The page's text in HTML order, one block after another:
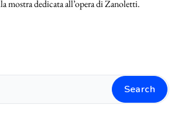
mostra dedicata all’opera di Zanoletti.
Search